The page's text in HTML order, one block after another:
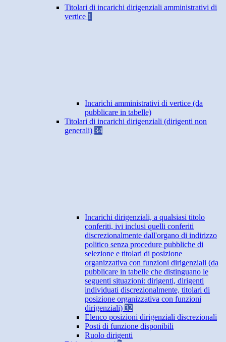
Titolari di incarichi dirigenziali amministrativi di
vertice 1
Incarichi amministrativi di vertice (da
pubblicare in tabelle)
Titolari di incarichi dirigenziali (dirigenti non
generali) 34
Incarichi dirigenziali, a qualsiasi titolo
conferiti, ivi inclusi quelli conferiti
discrezionalmente dall'organo di indirizzo
politico senza procedure pubbliche di
selezione e titolari di posizione
organizzativa con funzioni dirigenziali (da
pubblicare in tabelle che distinguano le
seguenti situazioni: dirigenti, dirigenti
individuati discrezionalmente, titolari di
posizione organizzativa con funzioni
dirigenziali) 32
Elenco posizioni dirigenziali discrezionali
Posti di funzione disponibili
Ruolo dirigenti